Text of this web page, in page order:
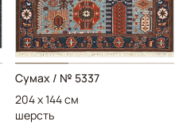
Сумах / № 5337
204 x 144 см
шерсть